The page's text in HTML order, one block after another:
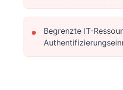
Begrenzte IT-